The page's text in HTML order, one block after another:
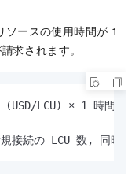
ソースの使用時間が 1
求されます。
LCU) × 1 時間あ
接続の LCU 数, 同時